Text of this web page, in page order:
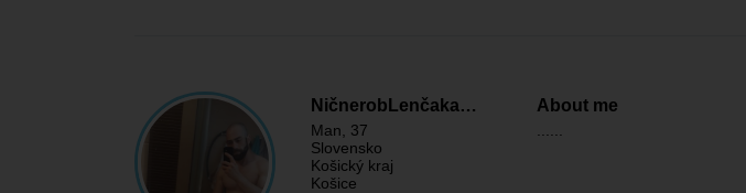
NičnerobLenčaka…
Man , 37
Slovensko
Košický kraj
Košice
About me